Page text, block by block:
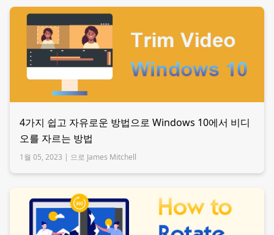
4가지 쉽고 자유로운 방법으로 Windows 10에서 비디
오를 자르는 방법
1월 05, 2023 | 으로 James Mitchell